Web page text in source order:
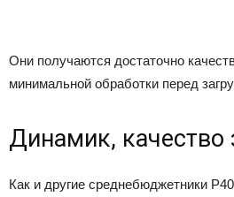
Они получаются достаточно
минимальной обработки перед
Динамик, качество
Как и другие среднебюджетники